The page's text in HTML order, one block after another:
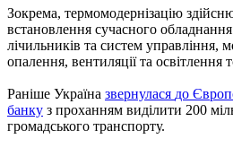
Зокрема, термомодернізацію
встановлення сучасного
лічильників та систем управління,
опалення, вентиляції та освітлення
Раніше Україна звернулася до
банку з проханням виділити 200
громадського транспорту.